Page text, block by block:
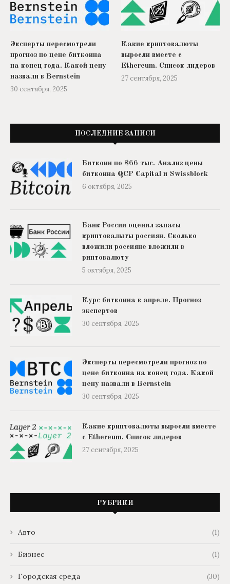
Эксперты пересмотрели
прогноз по цене биткоина
на конец года. Какой цену
назвали в Bernstein
30 сентября, 2025
Какие криптовалюты
выросли вместе с
Ethereum. Список лидеров
27 сентября, 2025
ПОСЛЕДНИЕ ЗАПИСИ
Биткоин по $66 тыс. Анализ цены
биткоина QCP Capital и Swissblock
6 октября, 2025
Банк России оценил запасы
криптовалыты россиян. Сколько
вложили россияне вложили в
риптовалюту
5 октября, 2025
Курс биткоина в апреле. Прогноз
экспертов
30 сентября, 2025
Эксперты пересмотрели прогноз по
цене биткоина на конец года. Какой
цену назвали в Bernstein
30 сентября, 2025
Какие криптовалюты выросли вместе
с Ethereum. Список лидеров
27 сентября, 2025
РУБРИКИ
Авто (1)
Бизнес (1)
Городская среда (30)